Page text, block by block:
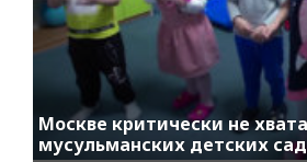
Москве критически не
мусульманских детских